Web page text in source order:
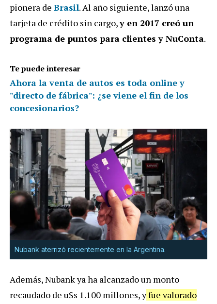
pionera de Brasil. Al año siguiente, lanzó una
tarjeta de crédito sin cargo,y en 2017 creó un
programa de puntos para clientes y NuConta.
Te puede interesar
Ahora la venta de autos es toda online y
"directo de fábrica": ¿se viene el fin de los
concesionarios?
Nubank aterrizó recientemente en la Argentina.
Además, Nubank ya ha alcanzado un monto
recaudado de u$s 1.100 millones, yfue valorado